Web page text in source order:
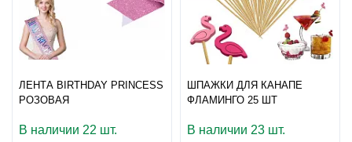
ЛЕНТА BIRTHDAY PRINCESS
РОЗОВАЯ
В наличии 22 шт.
ШПАЖКИ ДЛЯ КАНАПЕ
ФЛАМИНГО 25 ШТ
В наличии 23 шт.